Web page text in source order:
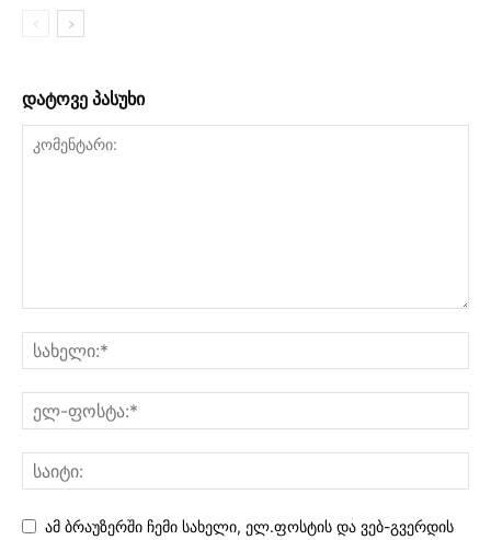
დატოვე პასუხი
ამ ბრაუზერში ჩემი სახელი, ელ.ფოსტის და ვებ-გვერდის